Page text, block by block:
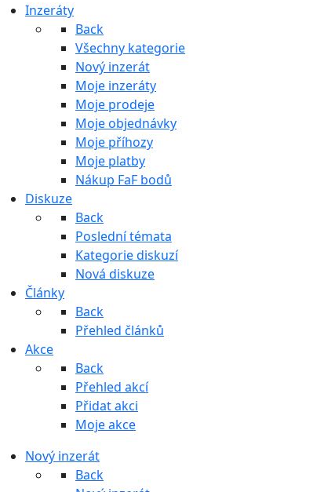
Inzeráty
Back
Všechny kategorie
Nový inzerát
Moje inzeráty
Moje prodeje
Moje objednávky
Moje příhozy
Moje platby
Nákup FaF bodů
Diskuze
Back
Poslední témata
Kategorie diskuzí
Nová diskuze
Články
Back
Přehled článků
Akce
Back
Přehled akcí
Přidat akci
Moje akce
Nový inzerát
Back